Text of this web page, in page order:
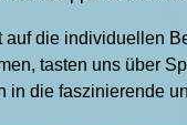
auf die individuellen
tasten uns über
in die faszinierende